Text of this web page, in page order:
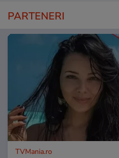
PARTENERI
TVMania.ro